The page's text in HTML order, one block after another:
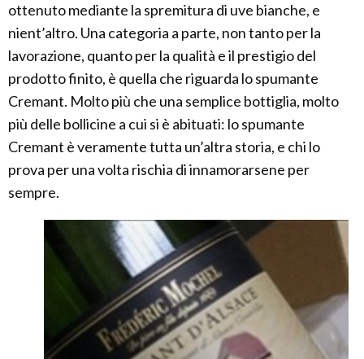
ottenuto mediante la spremitura di uve bianche, e
nient’altro. Una categoria a parte, non tanto per la
lavorazione, quanto per la qualità e il prestigio del
prodotto finito, è quella che riguarda lo spumante
Cremant. Molto più che una semplice bottiglia, molto
più delle bollicine a cui si è abituati: lo spumante
Cremant è veramente tutta un’altra storia, e chi lo
prova per una volta rischia di innamorarsene per
sempre.